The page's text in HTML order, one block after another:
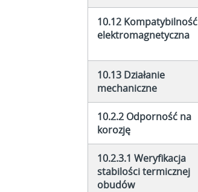
10.12 Kompatybilność
elektromagnetyczna
10.13 Działanie
mechaniczne
10.2.2 Odporność na
korozję
10.2.3.1 Weryfikacja
stabilości termicznej
obudów